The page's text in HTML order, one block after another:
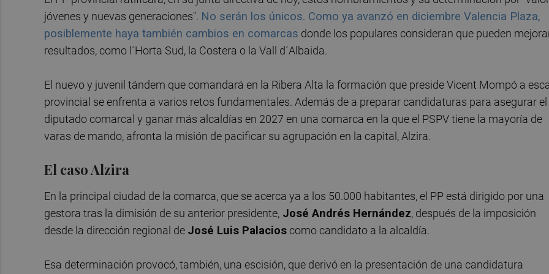
jóvenes y nuevas generaciones". No serán los únicos. Como ya avanzó en diciembre Valencia Plaza,
posiblemente haya también cambios en comarcas donde los populares consideran que pueden
resultados, como l´Horta Sud, la Costera o la Vall d´Albaida.
El nuevo y juvenil tándem que comandará en la Ribera Alta la formación que preside Vicent Mompó a
provincial se enfrenta a varios retos fundamentales. Además de a preparar candidaturas para asegurar el
diputado comarcal y ganar más alcaldías en 2027 en una comarca en la que el PSPV tiene la mayoría de
varas de mando, afronta la misión de pacificar su agrupación en la capital, Alzira.
El caso Alzira
En la principal ciudad de la comarca, que se acerca ya a los 50.000 habitantes, el PP está dirigido por una
gestora tras la dimisión de su anterior presidente, José Andrés Hernández, después de la imposición
desde la dirección regional de José Luis Palacios como candidato a la alcaldía.
Esa determinación provocó, también, una escisión, que derivó en la presentación de una candidatura